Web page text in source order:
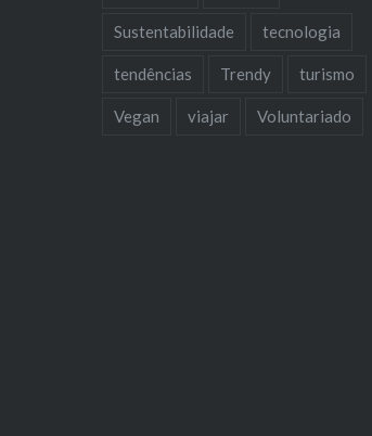
Sustentabilidade tecnologia
tendências Trendy turismo
Vegan viajar Voluntariado